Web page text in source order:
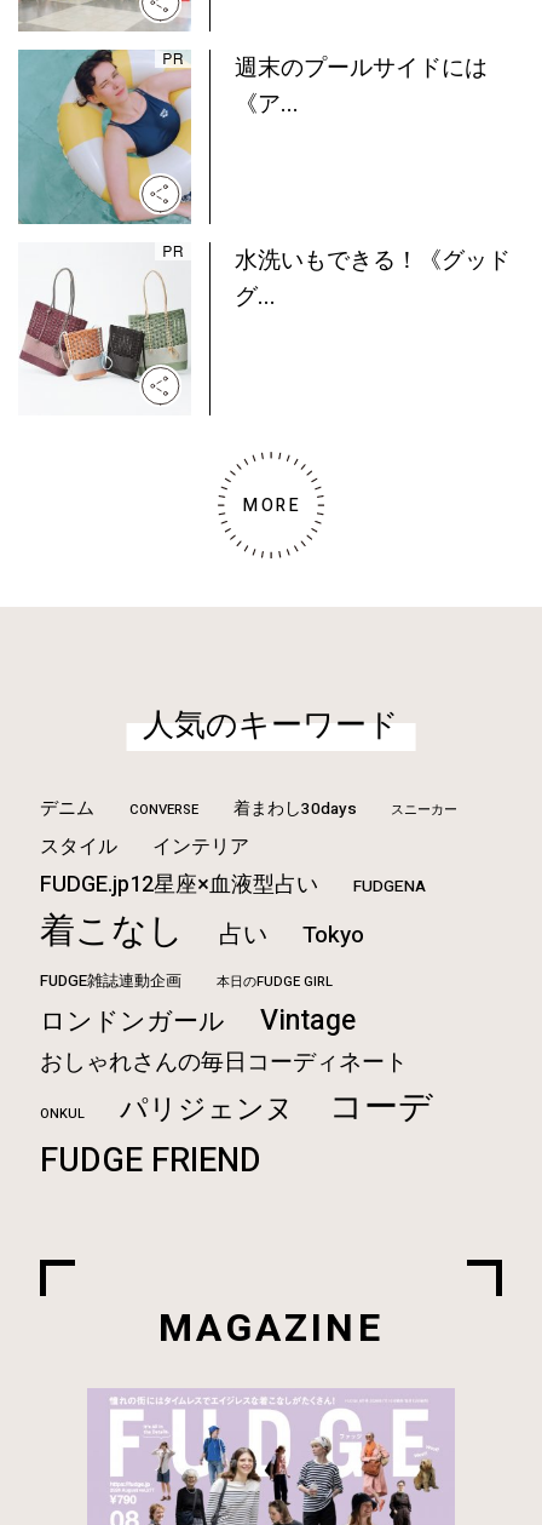
週末のプールサイドには
《ア...
水洗いもできる！《グッド
グ...
MORE
人気のキーワード
デニム CONVERSE 着まわし30days スニーカー
スタイル インテリア
FUDGE.jp12星座×血液型占い FUDGENA
着こなし 占い Tokyo
FUDGE雑誌連動企画 本日のFUDGE GIRL
ロンドンガール Vintage
おしゃれさんの毎日コーディネート
ONKUL パリジェンヌ
コーデ
FUDGE FRIEND
MAGAZINE